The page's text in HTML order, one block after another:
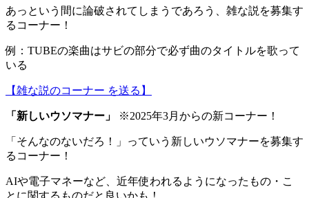
あっという間に論破されてしまうであろう、雑な説を募集す
るコーナー！
例：TUBEの楽曲はサビの部分で必ず曲のタイトルを歌って
いる
【雑な説のコーナー を送る】
「 新しいウソマナー 」 ※2025年3月からの新コーナー！
「そんなのないだろ！」っていう新しいウソマナーを募集す
るコーナー！
AIや電子マネーなど、近年使われるようになったもの・こ